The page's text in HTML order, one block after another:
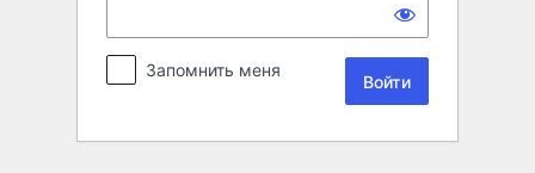
Запомнить меня